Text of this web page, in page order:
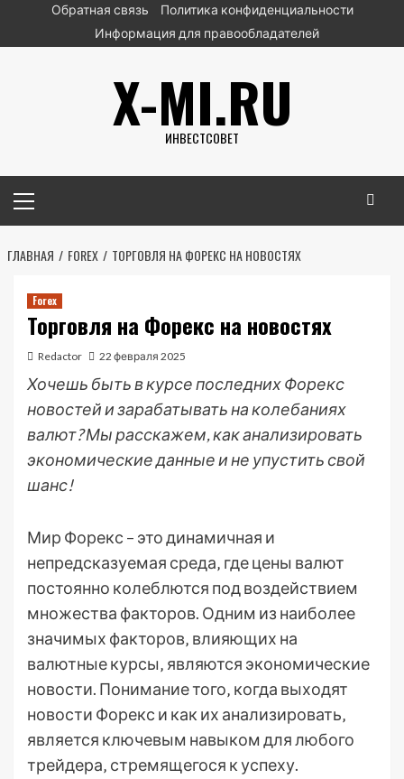
ПерейтиОбратная связь
Политика конфиденциальности
Информация для правообладателей
X-MI.RU
ИНВЕСТСОВЕТ
меню
ГЛАВНАЯ FOREX ТОРГОВЛЯ НА ФОРЕКС НА НОВОСТЯХ
Forex
Торговля на Форекс на новостях
Redactor 22 февраля 2025
Хочешь быть в курсе последних Форекс
новостей и зарабатывать на колебаниях
валют? Мы расскажем, как анализировать
экономические данные и не упустить свой
шанс!
Мир Форекс – это динамичная и
непредсказуемая среда‚ где цены валют
постоянно колеблются под воздействием
множества факторов. Одним из наиболее
значимых факторов‚ влияющих на
валютные курсы‚ являются экономические
новости. Понимание того‚ когда выходят
новости Форекс и как их анализировать‚
является ключевым навыком для любого
трейдера‚ стремящегося к успеху.